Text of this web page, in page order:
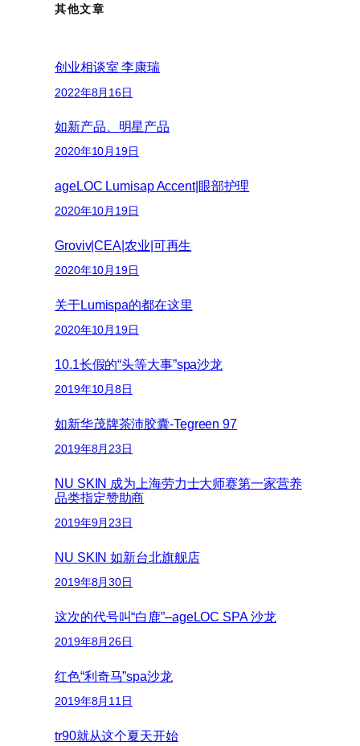
其他文章
创业相谈室 李康瑞
2022年8月16日
如新产品、明星产品
2020年10月19日
ageLOC Lumisap Accent|眼部护理
2020年10月19日
Groviv|CEA|农业|可再生
2020年10月19日
关于Lumispa的都在这里
2020年10月19日
10.1长假的“头等大事”spa沙龙
2019年10月8日
如新华茂牌茶沛胶囊-Tegreen 97
2019年8月23日
NU SKIN 成为上海劳力士大师赛第一家营养
品类指定赞助商
2019年9月23日
NU SKIN 如新台北旗舰店
2019年8月30日
这次的代号叫“白鹿”–ageLOC SPA 沙龙
2019年8月26日
红色“利奇马”spa沙龙
2019年8月11日
tr90就从这个夏天开始